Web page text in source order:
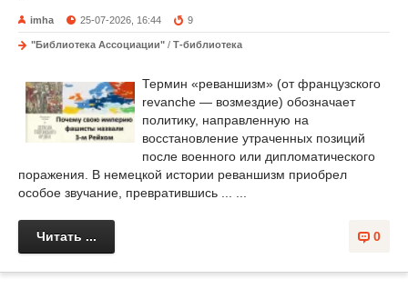
imha 25-07-2026, 16:44 9
"Библиотека Ассоциации" / Т-библиотека
Термин «реваншизм» (от французского
revanche — возмездие) обозначает
политику, направленную на
восстановление утраченных позиций
после военного или дипломатического
поражения. В немецкой истории реваншизм приобрел
особое звучание, превратившись ... ...
0
Читать ...